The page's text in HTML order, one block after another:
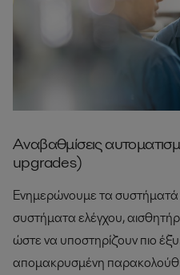
Αναβαθμίσεις
upgrades)
Ενημερώνουμε τα
συστήματα ελέγχου,
ώστε να υποστηρίζουν πιο
απομακρυσμένη